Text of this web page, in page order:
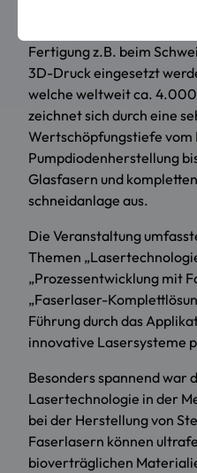
Fertigung z.B. beim
3D-Druck eingesetzt
welche weltweit ca.
zeichnet sich durch eine
Wertschöpfungstiefe
Pumpdiodenherstellung
Glasfasern und
schneidanlage aus.
Die Veranstaltung
Themen
„Prozessentwicklung mit
„Faserlaser-
Führung durch das
innovative Lasersysteme
Besonders spannend war
Lasertechnologie in der
bei der Herstellung von
Faserlasern können
bioverträglichen